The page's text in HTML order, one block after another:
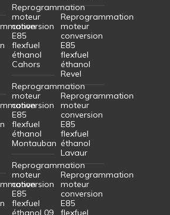
Reprogrammation
moteur
conversion
E85
flexfuel
éthanol
Cahors
Reprogrammation
moteur
conversion
E85
flexfuel
éthanol
Montauban
Reprogrammation
moteur
conversion
E85
flexfuel
éthanol 09
Reprogrammation
moteur
conversion
E85
flexfuel
éthanol
Revel
Reprogrammation
moteur
conversion
E85
flexfuel
éthanol
Lavaur
Reprogrammation
moteur
conversion
E85
flexfuel